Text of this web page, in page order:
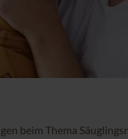
beim Thema